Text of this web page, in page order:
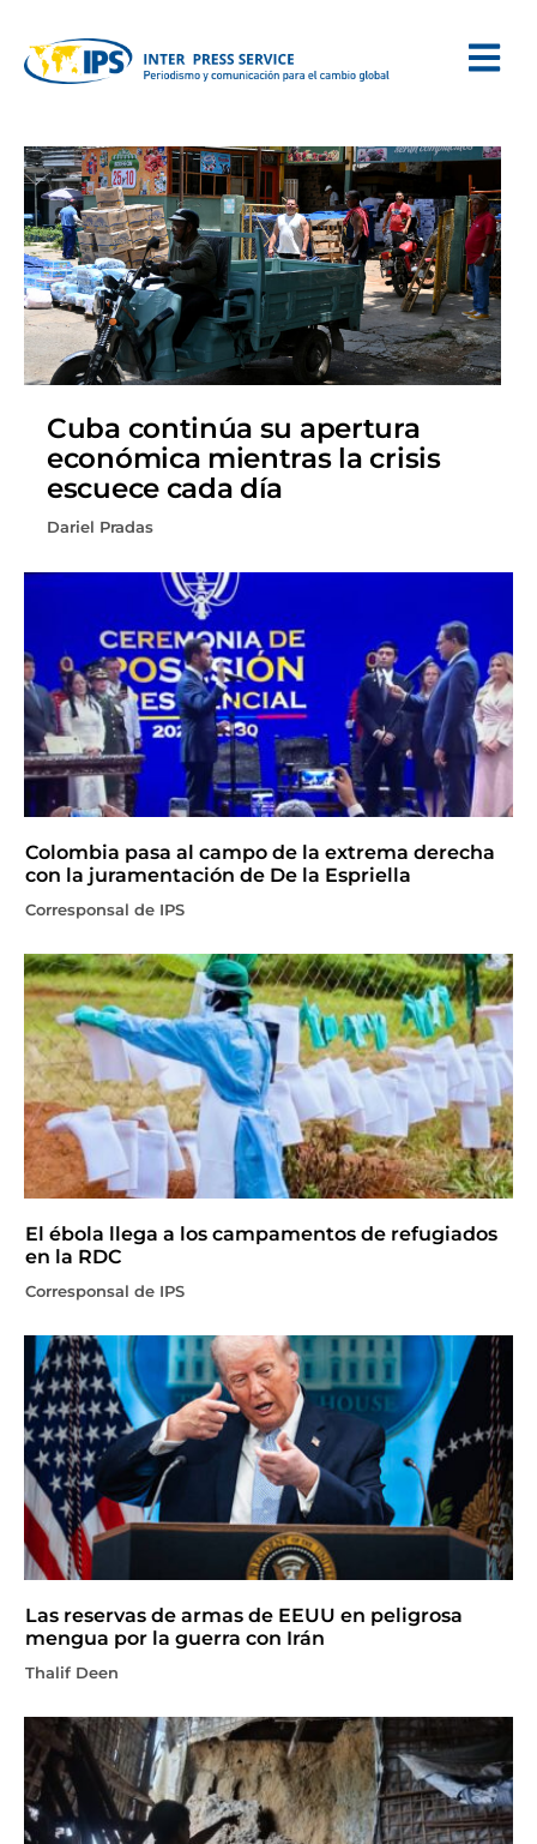
Cuba continúa su apertura
económica mientras la crisis
escuece cada día
Dariel Pradas
Colombia pasa al campo de la extrema derecha
con la juramentación de De la Espriella
Corresponsal de IPS
El ébola llega a los campamentos de refugiados
en la RDC
Corresponsal de IPS
Las reservas de armas de EEUU en peligrosa
mengua por la guerra con Irán
Thalif Deen